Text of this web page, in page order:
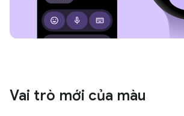
Vai trò mới của màu